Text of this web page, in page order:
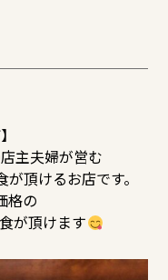
主夫婦が営む
頂けるお店です。
格の
が頂けます